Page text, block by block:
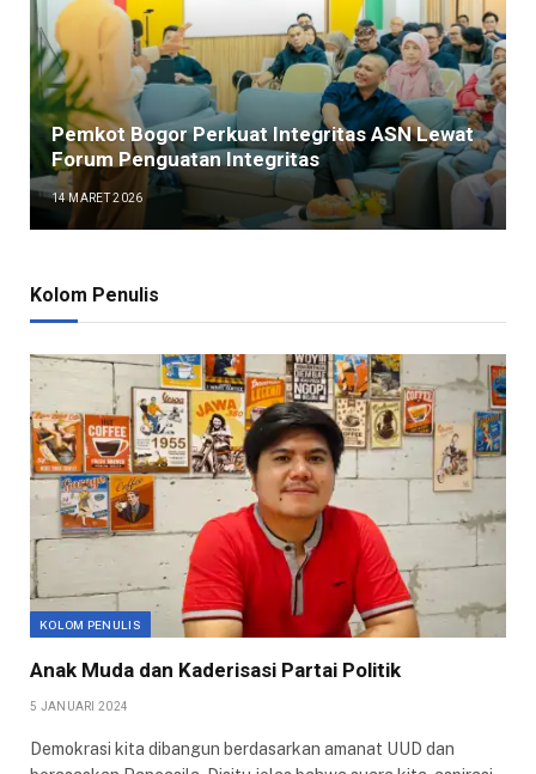
Pemkot Bogor Perkuat Integritas ASN Lewat
Forum Penguatan Integritas
14 MARET 2026
Kolom Penulis
KOLOM PENULIS
Anak Muda dan Kaderisasi Partai Politik
5 JANUARI 2024
Demokrasi kita dibangun berdasarkan amanat UUD dan